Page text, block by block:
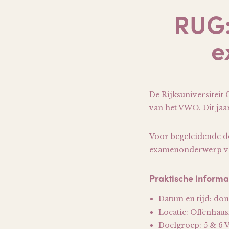
De Rijksuniversiteit
van het VWO. Dit
Voor begeleidende
examenonderwerp
Praktische
Datum en tijd:
Locatie:
Doelgroep: 5 & 6